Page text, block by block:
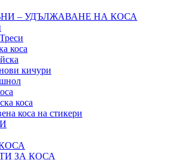
– УДЪЛЖАВАНЕ НА КОСА
коса
кичури
коса
коса на стикери
ЗА КОСА